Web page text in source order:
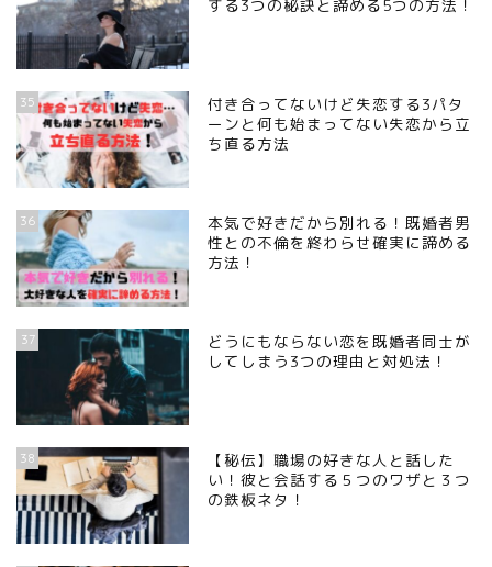
する3つの秘訣と諦める5つの方法！
35
付き合ってないけど失恋する3パタ
ーンと何も始まってない失恋から立
ち直る方法
36
本気で好きだから別れる！既婚者男
性との不倫を終わらせ確実に諦める
方法！
37
どうにもならない恋を既婚者同士が
してしまう3つの理由と対処法！
38
【秘伝】職場の好きな人と話した
い！彼と会話する５つのワザと３つ
の鉄板ネタ！